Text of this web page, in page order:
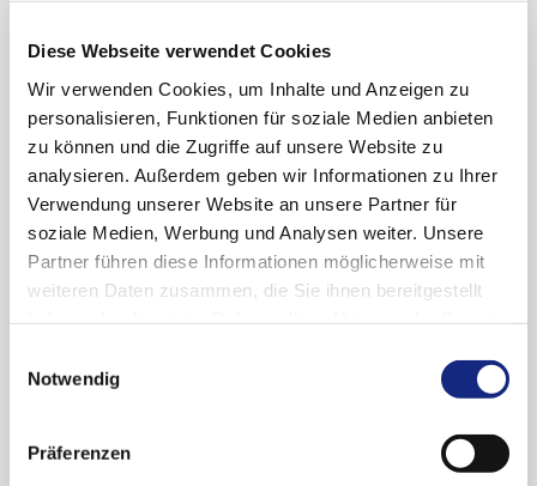
Diese Webseite verwendet Cookies
Wir verwenden Cookies, um Inhalte und Anzeigen zu
personalisieren, Funktionen für soziale Medien anbieten
zu können und die Zugriffe auf unsere Website zu
analysieren. Außerdem geben wir Informationen zu Ihrer
Verwendung unserer Website an unsere Partner für
soziale Medien, Werbung und Analysen weiter. Unsere
Partner führen diese Informationen möglicherweise mit
weiteren Daten zusammen, die Sie ihnen bereitgestellt
Cookies, wenn Sie unsere Webseite weiterhin
Notwendig
Präferenzen
Feststellung einer Steatohepatitis/Fibrose
entnehmen.
Vor Beginn der Behandlung sollte bei Frauen
im gebärfähigen Alter bestätigt werden, dass
keine Schwangerschaft besteht sowie eine
wirksame Kontrazeption eingeleitet und
aufrechterhalten werden.
oder ohne Low-Density-Lipoprotein-Apherese
bei erwachsenen Patienten mit homozygoter
Rote-Hand-Brief werden Angehörige der